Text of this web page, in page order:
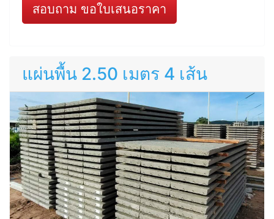
สอบถาม ขอใบเสนอราคา
แผ่นพื้น 2.50 เมตร 4 เส้น